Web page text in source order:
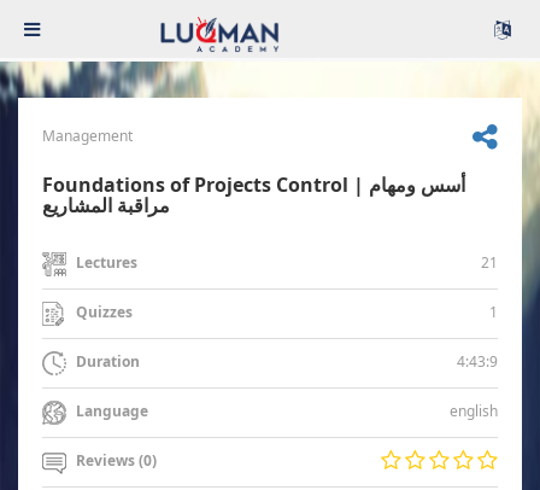
Management
Foundations of Projects Control | أسس ومهام
مراقبة المشاريع
Lectures 21
Quizzes 1
Duration 4:43:9
Language english
Reviews (0)